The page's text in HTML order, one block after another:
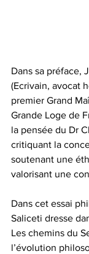
Dans sa préface,
(Ecrivain, avocat
premier Grand
Grande Loge de
la pensée du Dr
critiquant la
soutenant une
valorisant une
Dans cet essai
Saliceti dresse
Les chemins du
l’évolution